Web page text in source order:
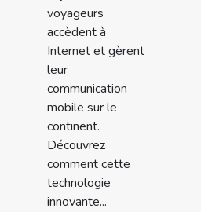
voyageurs
accèdent à
Internet et gèrent
leur
communication
mobile sur le
continent.
Découvrez
comment cette
technologie
innovante...